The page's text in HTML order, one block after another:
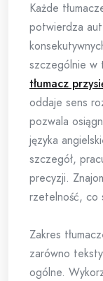
Każde
potwierdza
szczególnie w
tłumacz
oddaje sens
pozwala
języka
szczegół,
precyzji.
rzetelność, co
Zakres
zarówno
ogólne.